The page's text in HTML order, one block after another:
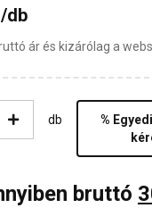
/db
ár és kizárólag a
db
%
bruttó